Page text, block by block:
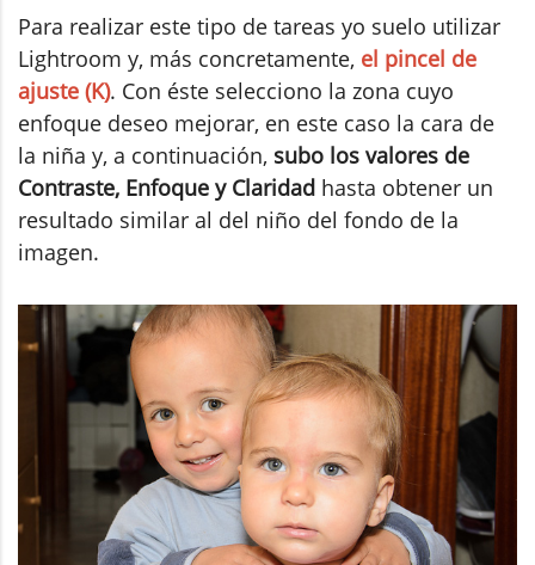
Para realizar este tipo de tareas yo suelo utilizar
Lightroom y, más concretamente, el pincel de
ajuste (K). Con éste selecciono la zona cuyo
enfoque deseo mejorar, en este caso la cara de
la niña y, a continuación, subo los valores de
Contraste, Enfoque y Claridad hasta obtener un
resultado similar al del niño del fondo de la
imagen.